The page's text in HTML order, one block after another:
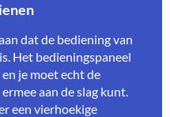
dat de bediening van
Het bedieningspaneel
je moet echt de
aan de slag kunt.
een vierhoekige